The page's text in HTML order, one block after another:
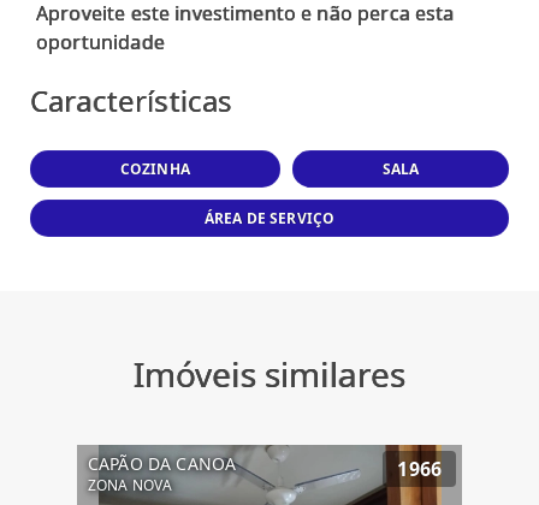
Aproveite este investimento e não perca esta
oportunidade
Características
COZINHA SALA
ÁREA DE SERVIÇO
Imóveis similares
CAPÃO DA CANOA
ZONA NOVA
1966